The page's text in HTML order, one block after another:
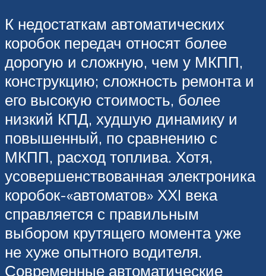
К недостаткам автоматических
коробок передач относят более
дорогую и сложную, чем у МКПП,
конструкцию; сложность ремонта и
его высокую стоимость, более
низкий КПД, худшую динамику и
повышенный, по сравнению с
МКПП, расход топлива. Хотя,
усовершенствованная электроника
коробок-«автоматов» ХХI века
справляется с правильным
выбором крутящего момента уже
не хуже опытного водителя.
Современные автоматические